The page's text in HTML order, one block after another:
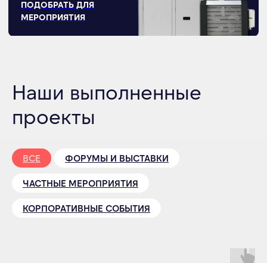
Наши выполненные
проекты
ВСЕ ФОРУМЫ И ВЫСТАВКИ
ЧАСТНЫЕ МЕРОПРИЯТИЯ
КОРПОРАТИВНЫЕ СОБЫТИЯ